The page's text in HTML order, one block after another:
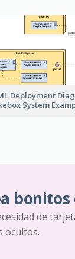
Deployment
System
de
ocultos.